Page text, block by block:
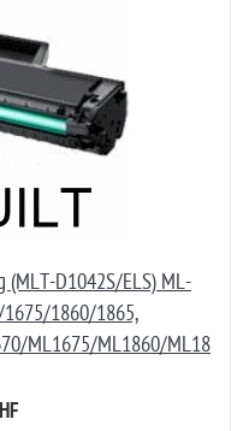
(MLT-D1042S/ELS) ML-
1860/1865,
ML1675/ML1860/ML18